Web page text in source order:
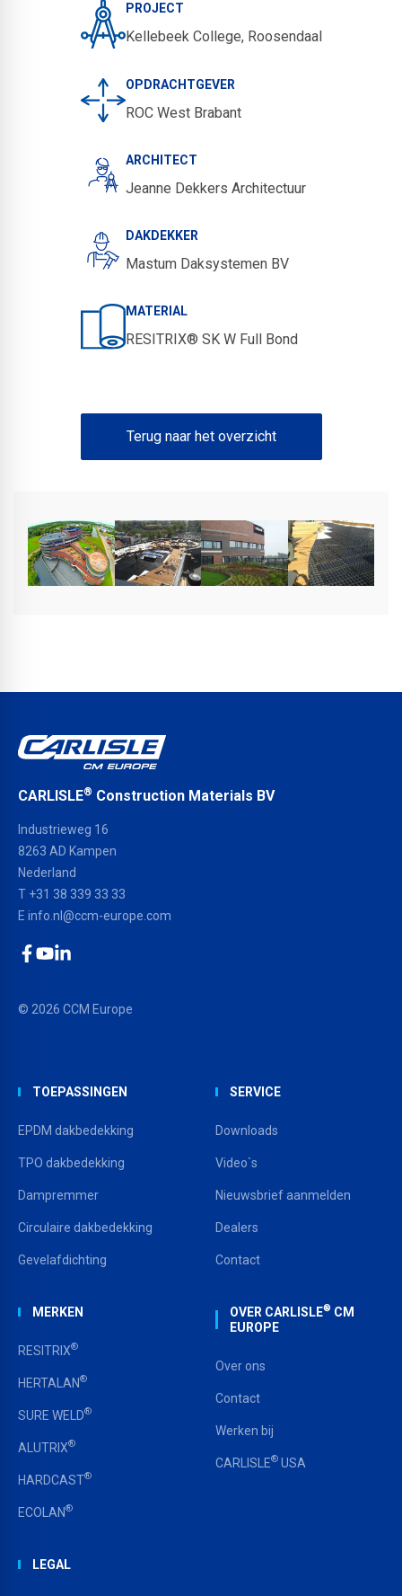
PROJECT
Kellebeek College, Roosendaal
OPDRACHTGEVER
ROC West Brabant
ARCHITECT
Jeanne Dekkers Architectuur
DAKDEKKER
Mastum Daksystemen BV
MATERIAL
RESITRIX® SK W Full Bond
Terug naar het overzicht
CARLISLE® Construction Materials BV
Industrieweg 16
8263 AD Kampen
Nederland
T +31 38 339 33 33
E info.nl@ccm-europe.com
© 2026 CCM Europe
TOEPASSINGEN
EPDM dakbedekking
TPO dakbedekking
Dampremmer
Circulaire dakbedekking
Gevelafdichting
SERVICE
Downloads
Video`s
Nieuwsbrief aanmelden
Dealers
Contact
MERKEN
RESITRIX®
HERTALAN®
SURE WELD®
ALUTRIX®
HARDCAST®
ECOLAN®
OVER CARLISLE® CM
EUROPE
Over ons
Contact
Werken bij
CARLISLE® USA
LEGAL